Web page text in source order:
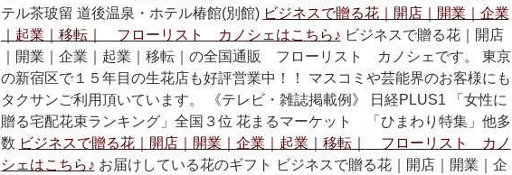
テル茶玻留 道後温泉・ホテル椿館(別館) ビジネスで贈る花｜開店｜開業｜企業
｜起業｜移転｜ フローリスト カノシェはこちら♪ ビジネスで贈る花｜開店
｜開業｜企業｜起業｜移転｜の全国通販 フローリスト カノシェです。 東京
の新宿区で１５年目の生花店も好評営業中！！ マスコミや芸能界のお客様にも
タクサンご利用頂いています。 《テレビ・雑誌掲載例》 日経PLUS1 「女性に
贈る宅配花束ランキング」全国３位 花まるマーケット 「ひまわり特集」他多
数 ビジネスで贈る花｜開店｜開業｜企業｜起業｜移転｜ フローリスト カノ
シェはこちら♪ お届けしている花のギフト ビジネスで贈る花｜開店｜開業｜企